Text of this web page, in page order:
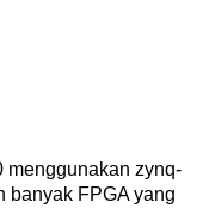
menggunakan zynq-
banyak FPGA yang